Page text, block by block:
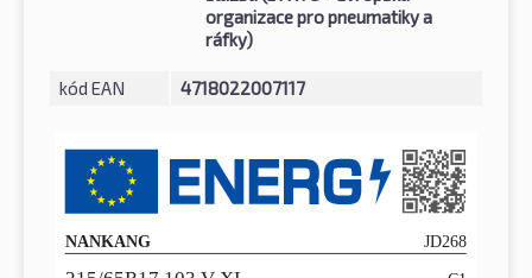
organizace pro pneumatiky a
ráfky)
kód EAN 4718022007117